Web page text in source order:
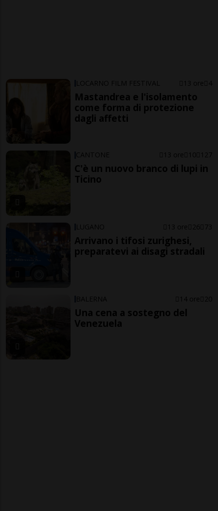
LOCARNO FILM FESTIVAL 13 ore 4
Mastandrea e l'isolamento
come forma di protezione
dagli affetti
CANTONE 13 ore 10 127
C'è un nuovo branco di lupi in
Ticino
LUGANO 13 ore 26 73
Arrivano i tifosi zurighesi,
preparatevi ai disagi stradali
BALERNA 14 ore 20
Una cena a sostegno del
Venezuela